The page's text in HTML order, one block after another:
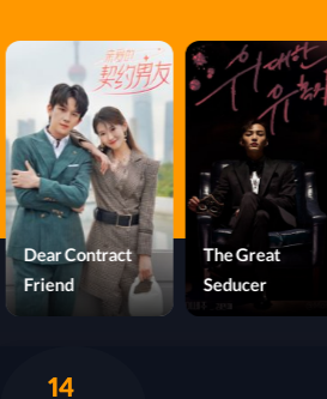
The Great
Seducer
Dear Contract
Friend